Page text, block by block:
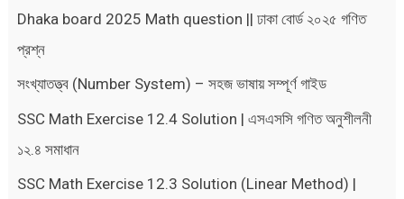
Dhaka board 2025 Math question || ঢাকা বোর্ড ২০২৫ গণিত
প্রশ্ন
সংখ্যাতত্ত্ব (Number System) – সহজ ভাষায় সম্পূর্ণ গাইড
SSC Math Exercise 12.4 Solution | এসএসসি গণিত অনুশীলনী
১২.৪ সমাধান
SSC Math Exercise 12.3 Solution (Linear Method) |